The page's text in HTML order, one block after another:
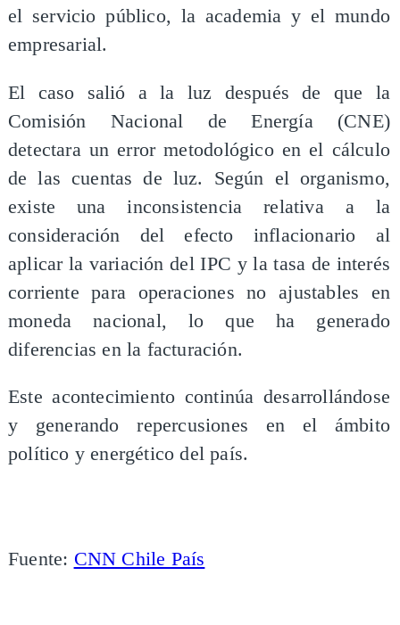
el servicio público, la academia y el mundo
empresarial.
El caso salió a la luz después de que la
Comisión Nacional de Energía (CNE)
detectara un error metodológico en el cálculo
de las cuentas de luz. Según el organismo,
existe una inconsistencia relativa a la
consideración del efecto inflacionario al
aplicar la variación del IPC y la tasa de interés
corriente para operaciones no ajustables en
moneda nacional, lo que ha generado
diferencias en la facturación.
Este acontecimiento continúa desarrollándose
y generando repercusiones en el ámbito
político y energético del país.
Fuente: CNN Chile País